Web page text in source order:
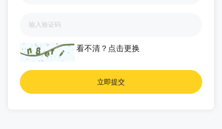
看不清？ 点击更换